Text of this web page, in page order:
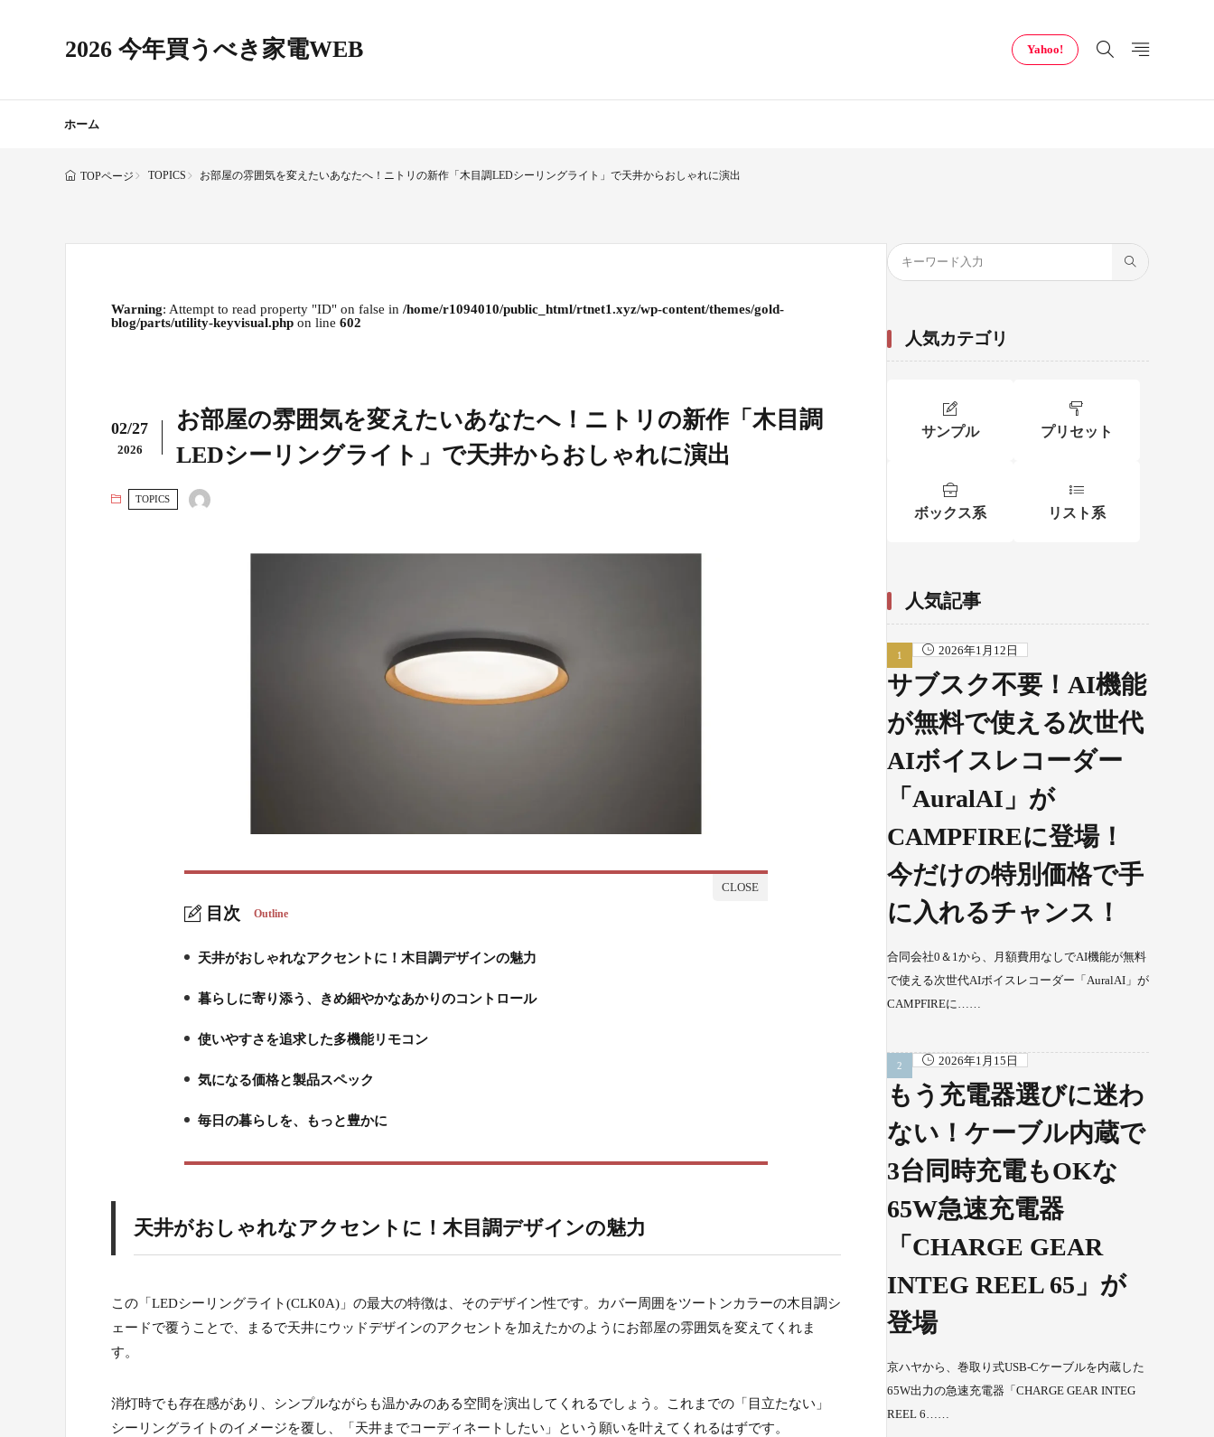
2026 今年買うべき家電WEB Yahoo!
ホーム
TOPページ TOPICS お部屋の雰囲気を変えたいあなたへ！ニトリの新作「木目調LEDシーリングライト」で天井からおしゃれに演出
Warning: Attempt to read property "ID" on false in /home/r1094010/public_html/rtnet1.xyz/wp-content/themes/gold-
blog/parts/utility-keyvisual.php on line 602
02/27
2026
お部屋の雰囲気を変えたいあなたへ！ニトリの新作「木目調
LEDシーリングライト」で天井からおしゃれに演出
TOPICS
目次 Outline
1.
天井がおしゃれなアクセントに！木目調デザインの魅力
暮らしに寄り添う、きめ細やかなあかりのコントロール
3.
使いやすさを追求した多機能リモコン
4.
気になる価格と製品スペック
毎日の暮らしを、もっと豊かに
天井がおしゃれなアクセントに！木目調デザインの魅力
この「LEDシーリングライト(CLK0A)」の最大の特徴は、そのデザイン性です。カバー周囲をツートンカラーの木目調シ
ェードで覆うことで、まるで天井にウッドデザインのアクセントを加えたかのようにお部屋の雰囲気を変えてくれま
す。
消灯時でも存在感があり、シンプルながらも温かみのある空間を演出してくれるでしょう。これまでの「目立たない」
シーリングライトのイメージを覆し、「天井までコーディネートしたい」という願いを叶えてくれるはずです。
人気カテゴリ
サンプル プリセット
ボックス系 リスト系
人気記事
2026年1月12日
サブスク不要！AI機能
が無料で使える次世代
AIボイスレコーダー
「AuralAI」が
CAMPFIREに登場！
今だけの特別価格で手
に入れるチャンス！
合同会社0＆1から、月額費用なしでAI機能が無料
で使える次世代AIボイスレコーダー「AuralAI」が
CAMPFIREに……
2026年1月15日
もう充電器選びに迷わ
ない！ケーブル内蔵で
3台同時充電もOKな
65W急速充電器
「CHARGE GEAR
INTEG REEL 65」が
登場
京ハヤから、巻取り式USB-Cケーブルを内蔵した
65W出力の急速充電器「CHARGE GEAR INTEG
REEL 6……